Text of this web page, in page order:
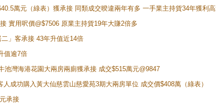
萬元（綠表）獲承接 同類成交暌違兩年有多 一手業主持貨34年獲利
實用呎價@$7506 原業主持貨19年大賺2倍多
」客承接 43年升值近14倍
值逾7倍
灣海港花園大兩房兩廁獲承接 成交$515萬元@9847
成功購入黃大仙慈雲山慈愛苑3期大兩房單位 成交價$408萬（綠表）
承接